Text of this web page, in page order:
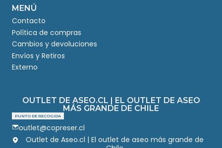
MENÚ
Contacto
Política de compras
Cambios y devoluciones
Envíos y Retiros
Externo
OUTLET DE ASEO.CL | EL OUTLET DE ASEO
MÁS GRANDE DE CHILE
PUNTO DE RECOGIDA
outlet@copreser.cl
Outlet de Aseo.cl | El outlet de aseo más grande de